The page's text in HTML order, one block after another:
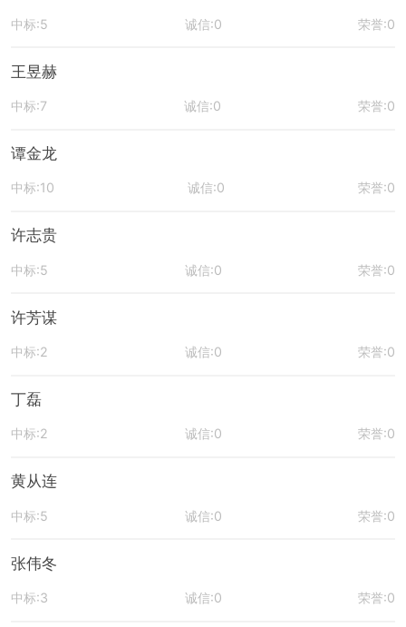
中标:5 诚信:0 荣誉:0
王昱赫
中标:7 诚信:0 荣誉:0
谭金龙
中标:10 诚信:0 荣誉:0
许志贵
中标:5 诚信:0 荣誉:0
许芳谋
中标:2 诚信:0 荣誉:0
丁磊
中标:2 诚信:0 荣誉:0
黄从连
中标:5 诚信:0 荣誉:0
张伟冬
中标:3 诚信:0 荣誉:0